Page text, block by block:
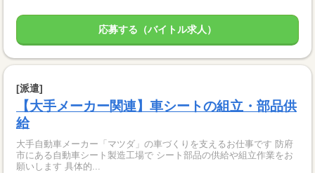
応募する（バイトル求人）
[派遣]
【大手メーカー関連】車シートの組立・部品供
給
大手自動車メーカー「マツダ」の車づくりを支えるお仕事です 防府
市にある自動車シート製造工場で シート部品の供給や組立作業をお
願いします 具体的...